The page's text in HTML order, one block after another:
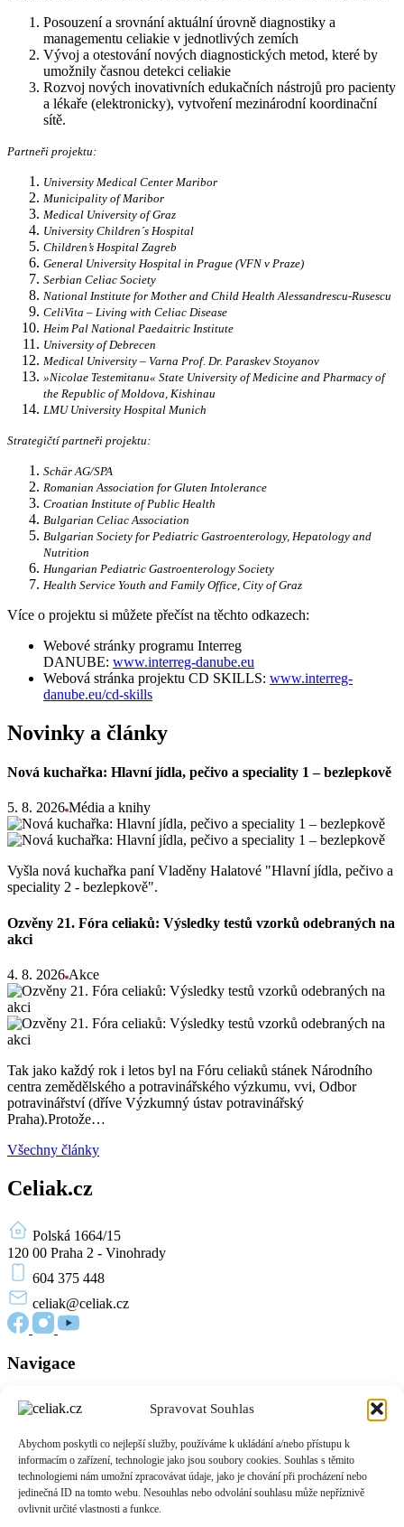
Spravovat Souhlas
Abychom poskytli co nejlepší služby, používáme k ukládání a/nebo přístupu k
informacím o zařízení, technologie jako jsou soubory cookies. Souhlas s těmito
technologiemi nám umožní zpracovávat údaje, jako je chování při procházení nebo
jedinečná ID na tomto webu. Nesouhlas nebo odvolání souhlasu může nepříznivě
ovlivnit určité vlastnosti a funkce.
Posouzení a srovnání aktuální úrovně diagnostiky a
managementu celiakie v jednotlivých zemích
Vývoj a otestování nových diagnostických metod, které by
umožnily časnou detekci celiakie
Rozvoj nových inovativních edukačních nástrojů pro pacienty
a lékaře (elektronicky), vytvoření mezinárodní koordinační
sítě.
Partneři projektu:
University Medical Center Maribor
Municipality of Maribor
Medical University of Graz
University Children´s Hospital
Children’s Hospital Zagreb
General University Hospital in Prague (VFN v Praze)
Serbian Celiac Society
National Institute for Mother and Child Health Alessandrescu-Rusescu
CeliVita – Living with Celiac Disease
Heim Pal National Paedaitric Institute
University of Debrecen
Medical University – Varna Prof. Dr. Paraskev Stoyanov
»Nicolae Testemitanu« State University of Medicine and Pharmacy of
the Republic of Moldova, Kishinau
LMU University Hospital Munich
Strategičtí partneři projektu:
Schär AG/SPA
Romanian Association for Gluten Intolerance
Croatian Institute of Public Health
Bulgarian Celiac Association
Bulgarian Society for Pediatric Gastroenterology, Hepatology and
Nutrition
Hungarian Pediatric Gastroenterology Society
Health Service Youth and Family Office, City of Graz
Více o projektu si můžete přečíst na těchto odkazech:
Webové stránky programu Interreg
DANUBE: www.interreg-danube.eu
Webová stránka projektu CD SKILLS: www.interreg-
danube.eu/cd-skills
Novinky a články
Nová kuchařka: Hlavní jídla, pečivo a speciality 1 – bezlepkově
5. 8. 2026 Média a knihy
Vyšla nová kuchařka paní Vladěny Halatové "Hlavní jídla, pečivo a
speciality 2 - bezlepkově".
Ozvěny 21. Fóra celiaků: Výsledky testů vzorků odebraných na
akci
4. 8. 2026 Akce
Tak jako každý rok i letos byl na Fóru celiaků stánek Národního
centra zemědělského a potravinářského výzkumu, vvi, Odbor
potravinářství (dříve Výzkumný ústav potravinářský
Praha).Protože…
Všechny články
Celiak.cz
Polská 1664/15
120 00 Praha 2 - Vinohrady
604 375 448
celiak@celiak.cz
Navigace
Edukační materiály
Přihlášení
Zásady cookies (EU)
Informace